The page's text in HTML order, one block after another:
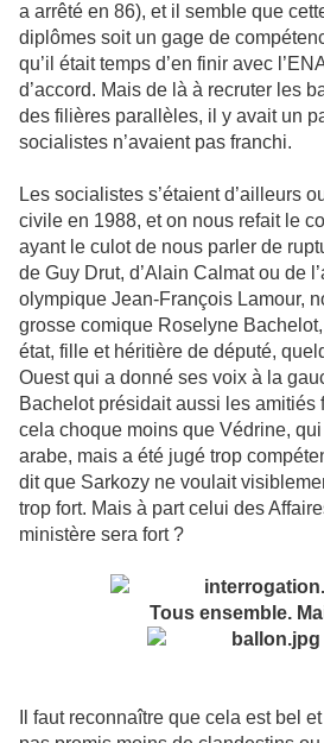
a arrêté en 86), et il semble que
diplômes soit un gage de
qu’il était temps d’en finir avec
d’accord. Mais de là à recruter les
des filières parallèles, il y avait un
socialistes n’avaient pas franchi.
Les socialistes s’étaient d’ailleurs
civile en 1988, et on nous refait le
ayant le culot de nous parler de
de Guy Drut, d’Alain Calmat ou de
olympique Jean-François Lamour,
grosse comique Roselyne
état, fille et héritière de député,
Ouest qui a donné ses voix à la
Bachelot présidait aussi les amitiés
cela choque moins que Védrine,
arabe, mais a été jugé trop
dit que Sarkozy ne voulait
trop fort. Mais à part celui des
ministère sera fort ?
Tous ensemble.
Il faut reconnaître que cela est bel